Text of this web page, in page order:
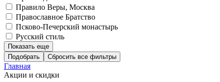
Правило Веры, Москва
Православное Братство
Псково-Печерский монастырь
Русский стиль
Показать еще
Подобрать
Главная
Акции и скидки